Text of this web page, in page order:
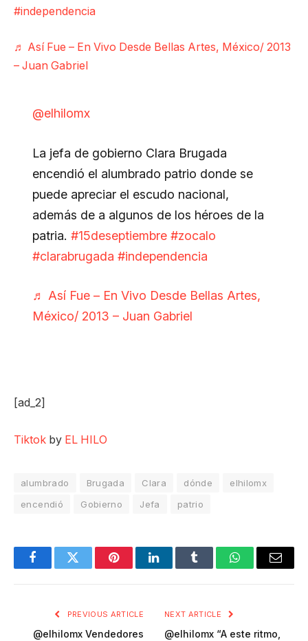
#independencia
♬ Así Fue – En Vivo Desde Bellas Artes, México/ 2013
– Juan Gabriel
@elhilomx
La jefa de gobierno Clara Brugada
encendió el alumbrado patrio donde se
puede apreciar el escudo nacional,
además de a algunos de los héroes de la
patria. #15deseptiembre #zocalo
#clarabrugada #independencia
♬ Así Fue – En Vivo Desde Bellas Artes,
México/ 2013 – Juan Gabriel
[ad_2]
Tiktok by EL HILO
alumbrado Brugada Clara dónde
elhilomx
encendió
Gobierno Jefa patrio
FacebookTwitter PinterestLinkedInTumblr WhatsAppEmail
PREVIOUS ARTICLE
@elhilomx Vendedores
NEXT ARTICLE
@elhilomx “A este ritmo,